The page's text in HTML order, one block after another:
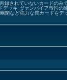
録されていないカードのみ
デッキ ヴァンパイア帝国の
閉など強力な罠カードをデ